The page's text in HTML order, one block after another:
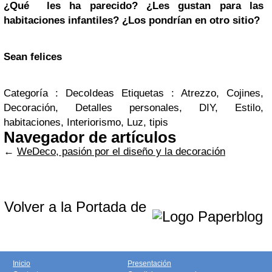
¿Qué les ha parecido? ¿Les gustan para las
habitaciones infantiles? ¿Los pondrían en otro sitio?
Sean felices
Categoría : DecoIdeas Etiquetas : Atrezzo, Cojines,
Decoración, Detalles personales, DIY, Estilo,
habitaciones, Interiorismo, Luz, tipis
Navegador de artículos
← WeDeco, pasión por el diseño y la decoración
Volver a la Portada de
Inicio
Presentación